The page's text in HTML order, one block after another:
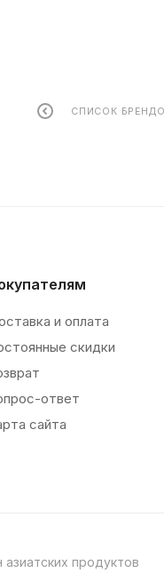
СПИСОК
и оплата
скидки
ответ
сайта
продуктов